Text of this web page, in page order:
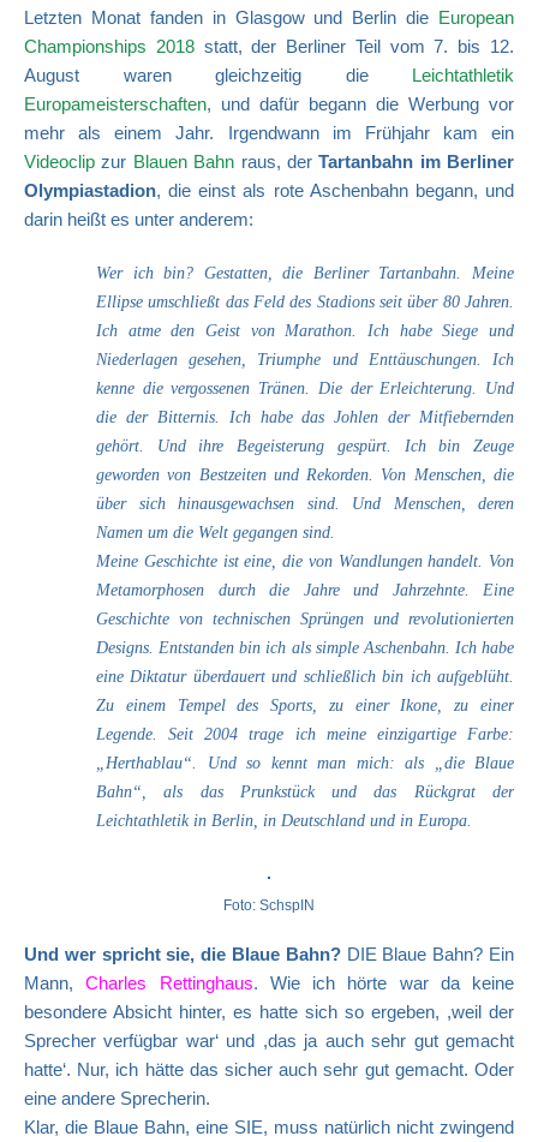
Letzten Monat fanden in Glasgow und Berlin die European
Championships 2018statt, der Berliner Teil vom 7. bis 12.
August waren gleichzeitig die Leichtathletik
Europameisterschaften, und dafür begann die Werbung vor
mehr als einem Jahr. Irgendwann im Frühjahr kam ein
Videoclip zur Blauen Bahn raus, derTartanbahn im Berliner
Olympiastadion, die einst als rote Aschenbahn begann, und
darin heißt es unter anderem:
Wer ich bin? Gestatten, die Berliner Tartanbahn. Meine
Ellipse umschließt das Feld des Stadions seit über 80 Jahren.
Ich atme den Geist von Marathon. Ich habe Siege und
Niederlagen gesehen, Triumphe und Enttäuschungen. Ich
kenne die vergossenen Tränen. Die der Erleichterung. Und
die der Bitternis. Ich habe das Johlen der Mitfiebernden
gehört. Und ihre Begeisterung gespürt. Ich bin Zeuge
geworden von Bestzeiten und Rekorden. Von Menschen, die
über sich hinausgewachsen sind. Und Menschen, deren
Namen um die Welt gegangen sind.
Meine Geschichte ist eine, die von Wandlungen handelt. Von
Metamorphosen durch die Jahre und Jahrzehnte. Eine
Geschichte von technischen Sprüngen und revolutionierten
Designs. Entstanden bin ich als simple Aschenbahn. Ich habe
eine Diktatur überdauert und schließlich bin ich aufgeblüht.
Zu einem Tempel des Sports, zu einer Ikone, zu einer
Legende. Seit 2004 trage ich meine einzigartige Farbe:
„Herthablau“. Und so kennt man mich: als „die Blaue
Bahn“, als das Prunkstück und das Rückgrat der
Leichtathletik in Berlin, in Deutschland und in Europa.
Foto: SchspIN
Und wer spricht sie, die Blaue Bahn?DIE Blaue Bahn? Ein
Mann,Charles Rettinghaus. Wie ich hörte war da keine
besondere Absicht hinter, es hatte sich so ergeben, ,weil der
Sprecher verfügbar war‘ und ,das ja auch sehr gut gemacht
hatte‘. Nur, ich hätte das sicher auch sehr gut gemacht. Oder
eine andere Sprecherin.
Klar, die Blaue Bahn, eine SIE, muss natürlich nicht zwingend